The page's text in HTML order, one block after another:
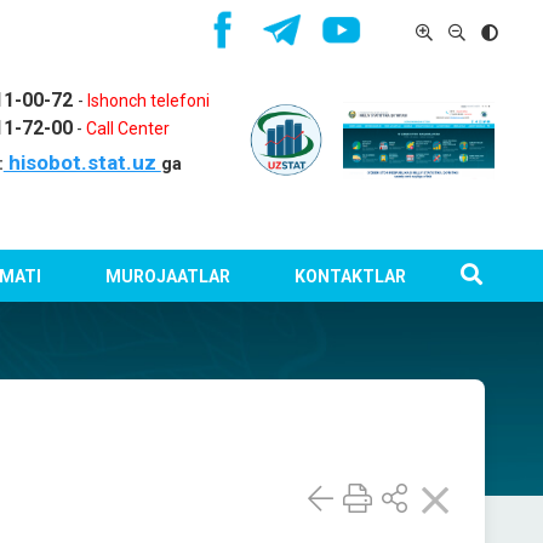
00-72 - Ishonch telefoni
72-00- Call Center
hisobot.stat.uz ga
MUROJAATLAR KONTAKTLAR